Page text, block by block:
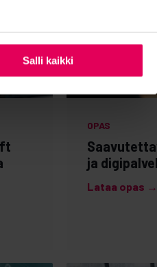
Salli kaikki
OPAS
ja
Lataa opas →